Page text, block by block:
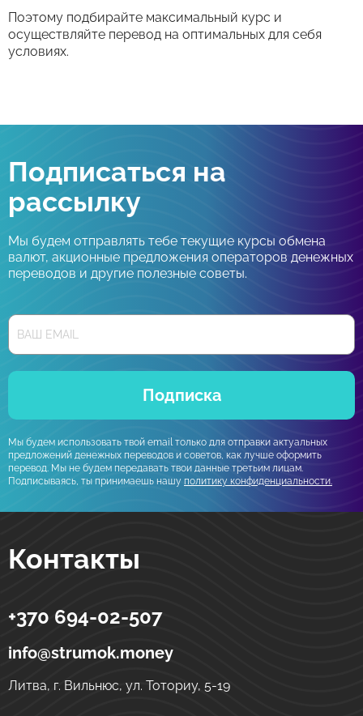
Поэтому подбирайте максимальный курс и
осуществляйте перевод на оптимальных для себя
условиях.
Подписаться на
рассылку
Мы будем отправлять тебе текущие курсы обмена
валют, акционные предложения операторов денежных
переводов и другие полезные советы.
Подписка
Мы будем использовать твой email только для отправки актуальных
предложений денежных переводов и советов, как лучше оформить
перевод. Мы не будем передавать твои данные третьим лицам.
Подписываясь, ты принимаешь нашу политику конфиденциальности.
Контакты
Strumok
Денежные переводы в Украине
ул. Тоториу, 5-19
+370 694-02-507
info@strumok.money
Литва, г. Вильнюс, ул. Тоториу, 5-19